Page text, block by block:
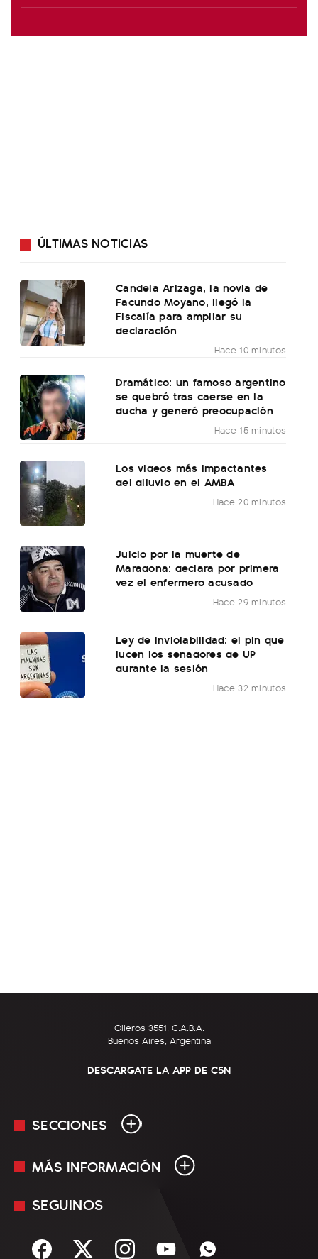
ÚLTIMAS NOTICIAS
Candela Arizaga, la novia de
Facundo Moyano, llegó la
Fiscalía para ampliar su
declaración
Hace 10 minutos
Dramático: un famoso argentino
se quebró tras caerse en la
ducha y generó preocupación
Hace 15 minutos
Los videos más impactantes
del diluvio en el AMBA
Hace 20 minutos
Juicio por la muerte de
Maradona: declara por primera
vez el enfermero acusado
Hace 29 minutos
Ley de Inviolabilidad: el pin que
lucen los senadores de UP
durante la sesión
Hace 32 minutos
Olleros 3551, C.A.B.A.
Buenos Aires, Argentina
DESCARGATE LA APP DE C5N
SECCIONES
En Vivo
Sociedad
MÁS INFORMACIÓN
Mediakit
Términos y condiciones
SEGUINOS